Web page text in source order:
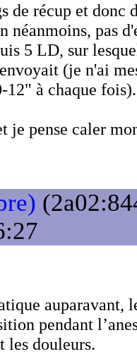
de récup et donc
néanmoins, pas
5 LD, sur
(je n'ai
12" à chaque fois).
je pense caler
auparavant,
pendant
les douleurs.